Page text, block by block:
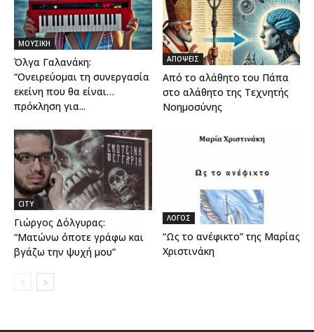
ΜΟΥΣΙΚΗ
Όλγα Γαλανάκη:
“Ονειρεύομαι τη συνεργασία
εκείνη που θα είναι…
πρόκληση για...
ΑΠΟΨΕΙΣ
Από το αλάθητο του Πάπα
στο αλάθητο της Τεχνητής
Νοημοσύνης
CITY
Γιώργος Δόλγυρας:
“Ματώνω όποτε γράφω και
βγάζω την ψυχή μου”
ΛΟΓΟΣ
“Ως το ανέφικτο” της Μαρίας
Χριστινάκη